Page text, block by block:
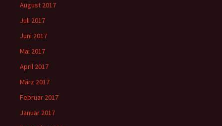
August 2017
Juli 2017
Juni 2017
Mai 2017
April 2017
März 2017
Februar 2017
Januar 2017